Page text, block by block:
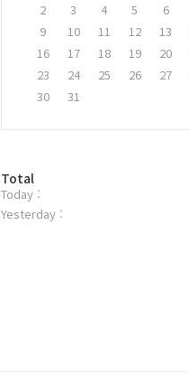
2
3 4 5 6
9
10 11 12 13
16
17 18 19 20
23
24 25 26 27
30
31
방
문
자
Total
Today :
Yesterday :